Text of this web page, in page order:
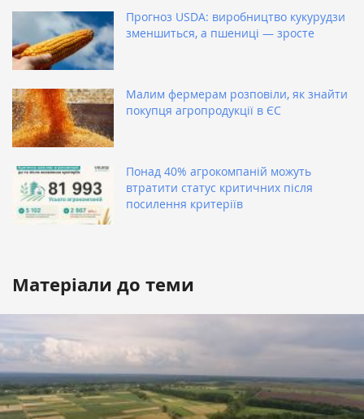
Прогноз USDA: виробництво кукурудзи
зменшиться, а пшениці — зросте
Малим фермерам розповіли, як знайти
покупця агропродукції в ЄС
Понад 40% агрокомпаній можуть
втратити статус критичних після
посилення критеріїв
Матеріали до теми